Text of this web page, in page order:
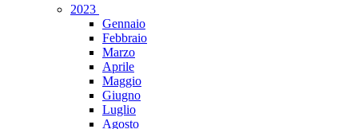
2023
Gennaio
Febbraio
Marzo
Aprile
Maggio
Giugno
Luglio
Agosto